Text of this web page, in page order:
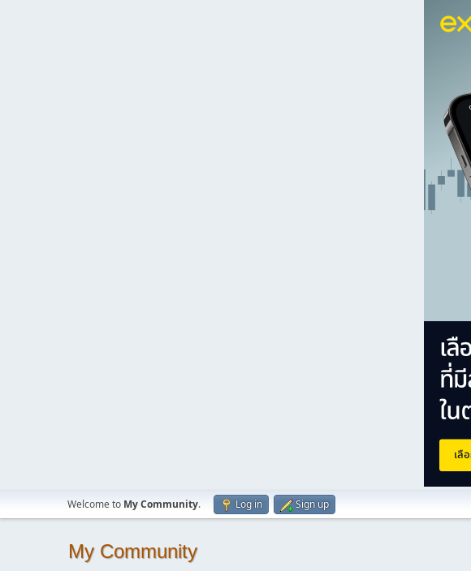
Welcome to My Community. Log in Sign up
My Community